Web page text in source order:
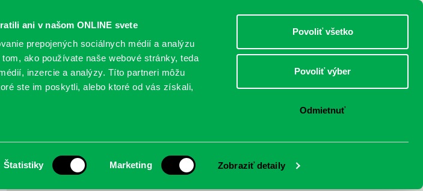
ani v našom ONLINE svete
prepojených sociálnych médií a analýzu
ako používate naše webové stránky, teda
inzercie a analýzy. Títo partneri môžu
ste im poskytli, alebo ktoré od vás získali,
Štatistiky Marketing Zobraziť detaily
Povoliť všetko
Povoliť výber
Odmietnuť
DOSPELÍ
POBOČKY O KNIŽNICI